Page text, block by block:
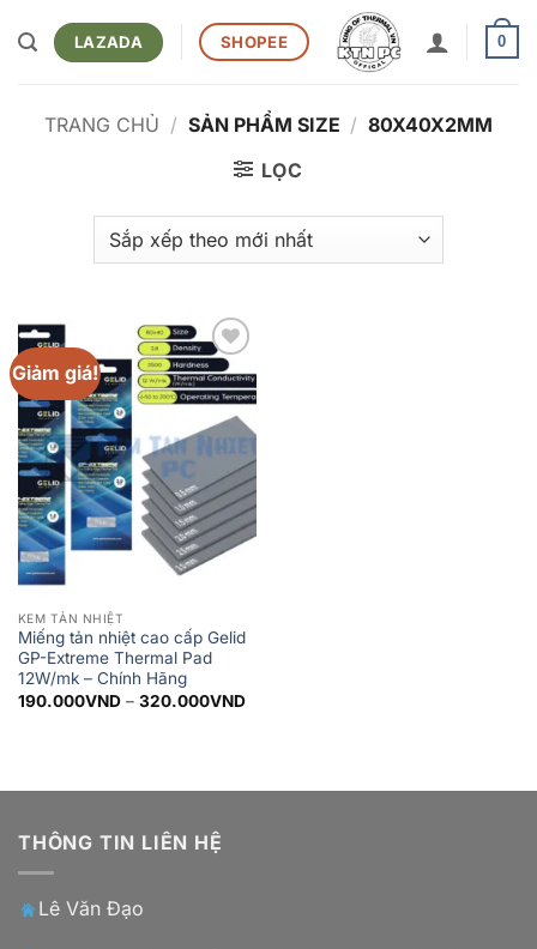
qua
LAZADA SHOPEE 0
TRANG CHỦ / SẢN PHẨM SIZE / 80X40X2MM
LỌC
Giảm giá!
Add to
wishlist
KEM TẢN NHIỆT
Miếng tản nhiệt cao cấp Gelid
GP-Extreme Thermal Pad
12W/mk – Chính Hãng
190.000VND – 320.000VNDKhoảng
THÔNG TIN LIÊN HỆ
Lê Văn Đạo